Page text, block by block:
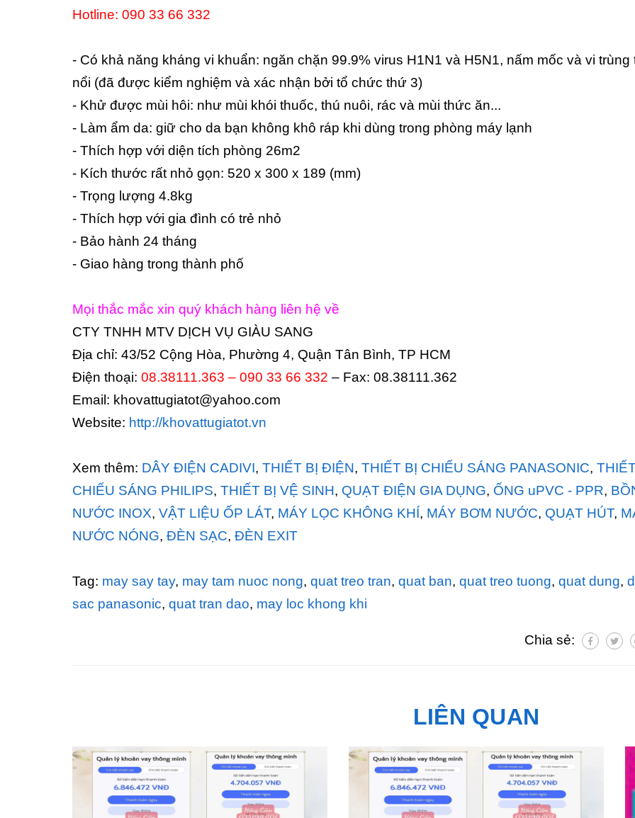
Hotline: 090 33 66 332
- Có khả năng kháng vi khuẩn: ngăn chặn 99.9% virus H1N1 và H5N1, nấm mốc và vi trùng
nổi (đã được kiểm nghiệm và xác nhận bởi tổ chức thứ 3)
- Khử được mùi hôi: như mùi khói thuốc, thú nuôi, rác và mùi thức ăn...
- Làm ẩm da: giữ cho da bạn không khô ráp khi dùng trong phòng máy lạnh
- Thích hợp với diện tích phòng 26m2
- Kích thước rất nhỏ gọn: 520 x 300 x 189 (mm)
- Trọng lượng 4.8kg
- Thích hợp với gia đình có trẻ nhỏ
- Bảo hành 24 tháng
- Giao hàng trong thành phố
Mọi thắc mắc xin quý khách hàng liên hệ về
CTY TNHH MTV DỊCH VỤ GIÀU SANG
Địa chỉ: 43/52 Cộng Hòa, Phường 4, Quận Tân Bình, TP HCM
Điện thoại: 08.38111.363 – 090 33 66 332 – Fax: 08.38111.362
Email: khovattugiatot@yahoo.com
Website: http://khovattugiatot.vn
Xem thêm: DÂY ĐIỆN CADIVI, THIẾT BỊ ĐIỆN, THIẾT BỊ CHIẾU SÁNG PANASONIC,
CHIẾU SÁNG PHILIPS, THIẾT BỊ VỆ SINH, QUẠT ĐIỆN GIA DỤNG, ỐNG uPVC - PPR,
NƯỚC INOX, VẬT LIỆU ỐP LÁT, MÁY LỌC KHÔNG KHÍ, MÁY BƠM NƯỚC, QUẠT HÚT,
NƯỚC NÓNG, ĐÈN SẠC, ĐÈN EXIT
Tag: may say tay, may tam nuoc nong, quat treo tran, quat ban, quat treo tuong, quat dung,
sac panasonic, quat tran dao, may loc khong khi
Chia sẻ:
LIÊN QUAN